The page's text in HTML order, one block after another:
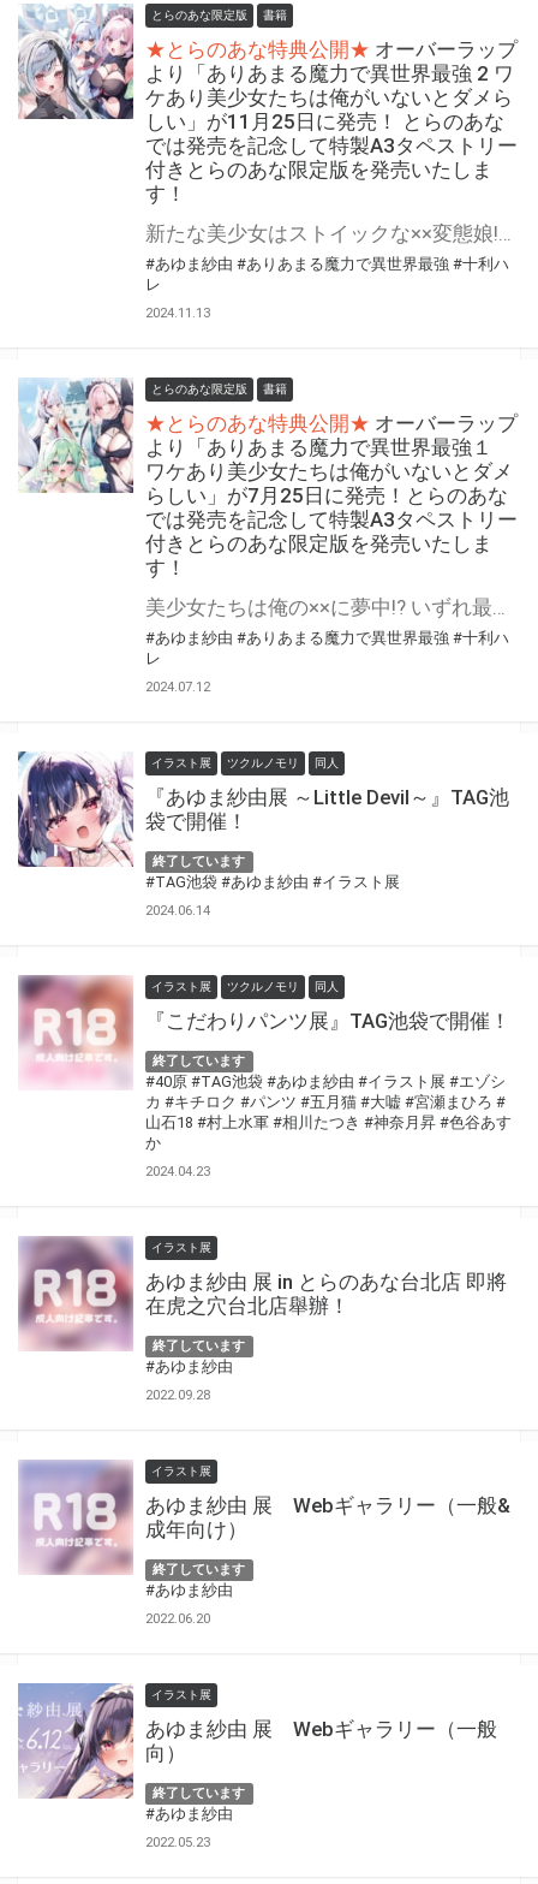
とらのあな限定版 書籍
★とらのあな特典公開★ オーバーラップ
より「ありあまる魔力で異世界最強 2 ワ
ケあり美少女たちは俺がいないとダメら
しい」が11月25日に発売！ とらのあな
では発売を記念して特製A3タペストリー
付きとらのあな限定版を発売いたしま
す！
新たな美少女はストイックな××変態娘!? いずれ最強へ至る異世界ハーレム、第２幕！ オーバーラップより 『ありあまる魔力で異世界最強 2 ワケあり美少女たちは俺がいないとダメらしい』が11月25日(月)に発売！ とらのあなでは発売を記念して「特製A3タペストリー付き」とらのあな限定版を発売いたします。 とらのあな限定版の数は限られていますので是非お早めにお求めください！
#あゆま紗由 #ありあまる魔力で異世界最強 #十利ハ
レ
2024.11.13
とらのあな限定版 書籍
★とらのあな特典公開★ オーバーラップ
より「ありあまる魔力で異世界最強１
ワケあり美少女たちは俺がいないとダメ
らしい」が7月25日に発売！とらのあな
では発売を記念して特製A3タペストリー
付きとらのあな限定版を発売いたしま
す！
美少女たちは俺の××に夢中!? いずれ最強へ至る異世界ハーレム英雄譚！ オーバーラップより 『ありあまる魔力で異世界最強１ ワケあり美少女たちは俺がいないとダメらしい』が7月25日(木)に発売！ とらのあなでは発売を記念して「特製A3タペストリー付き」とらのあな限定版を発売いたします。 とらのあな限定版の数は限られていますので是非お早めにお求めください！
#あゆま紗由 #ありあまる魔力で異世界最強 #十利ハ
レ
2024.07.12
イラスト展 ツクルノモリ 同人
『あゆま紗由展 ～Little Devil～』TAG池
袋で開催！
終了しています
#TAG池袋 #あゆま紗由 #イラスト展
2024.06.14
イラスト展 ツクルノモリ 同人
『こだわりパンツ展』TAG池袋で開催！
終了しています
#40原 #TAG池袋 #あゆま紗由 #イラスト展 #エゾシ
カ #キチロク #パンツ #五月猫 #大嘘 #宮瀬まひろ #
山石18 #村上水軍 #相川たつき #神奈月昇 #色谷あす
か
2024.04.23
イラスト展
あゆま紗由 展 in とらのあな台北店 即將
在虎之穴台北店舉辦！
終了しています
#あゆま紗由
2022.09.28
イラスト展
あゆま紗由 展 Webギャラリー（一般&
成年向け）
終了しています
#あゆま紗由
2022.06.20
イラスト展
あゆま紗由 展 Webギャラリー（一般
向）
終了しています
#あゆま紗由
2022.05.23